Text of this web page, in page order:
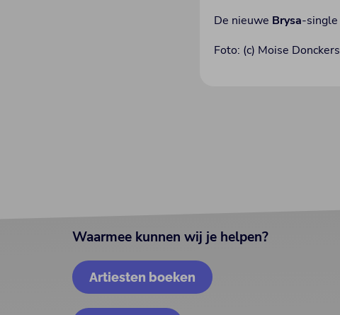
De nieuwe Brysa-single
Foto: (c) Moise Donckers
Waarmee kunnen wij je helpen?
Artiesten boeken